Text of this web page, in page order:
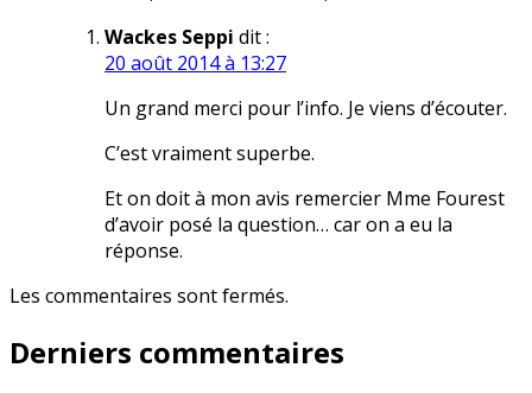
Wackes Seppi dit :
20 août 2014 à 13:27
Un grand merci pour l’info. Je viens d’écouter.
C’est vraiment superbe.
Et on doit à mon avis remercier Mme Fourest
d’avoir posé la question… car on a eu la
réponse.
Les commentaires sont fermés.
Derniers commentaires